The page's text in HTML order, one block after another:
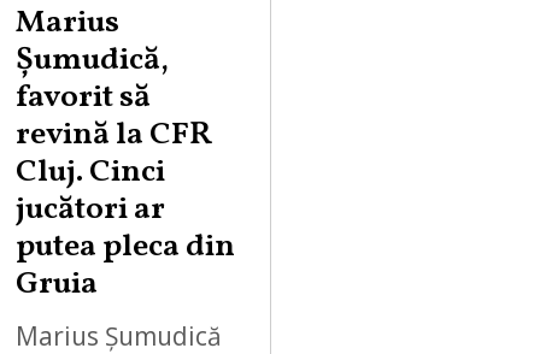
Marius
Șumudică,
favorit să
revină la CFR
Cluj. Cinci
jucători ar
putea pleca din
Gruia
Marius Șumudică